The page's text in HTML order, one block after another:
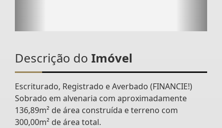
Descrição do Imóvel
Escriturado, Registrado e Averbado (FINANCIE!)
Sobrado em alvenaria com aproximadamente
136,89m² de área construída e terreno com
300,00m² de área total.